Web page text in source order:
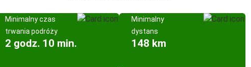
Minimalny czas
trwania podróży
2 godz. 10 min.
Minimalny
dystans
148 km